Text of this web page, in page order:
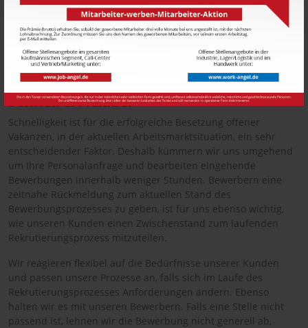
Mit der Qualität unserer Dienstleistung wollen wir Maßstäbe
setzen. Deshalb arbeiten wir kontinuierlich an
Verbesserungen. Wir hinterfragen unser Handeln und passen
dieses – falls erforderlich – an. Wir sind erst zufrieden, wenn
Sie es auch sind.
Schnell & Flexibel
Schnelligkeit ist für die erfolgreiche Besetzung offener
Vakanzen, in der aktuellen Arbeitsmarktsituation, ein sehr
entscheidender Faktor. Deshalb kümmern wir uns umgehend
um Ihre Personalanfrage und bearbeiten eingehende
Bewerbungen innerhalb weniger Stunden. Bewerbern eine
zeitnahe Rückmeldung zum aktuellen Stand des
Bewerbungsprozesses zu geben, ist für uns ebenso wichtig,
wie unseren Kunden einen Zwischenstand zum laufenden
Rekrutierungsprozess mitzuteilen.
Wir reagieren flexibel auf die Bedürfnisse unserer Kunden
und passen unsere Prozesse an, falls sich im Laufe des
Rekrutierungsprozesses Anforderungen ändern. Ebenso
halten wir es mit unseren Bewerbern. Falls eine Stelle nicht
passend ist, lehnen wir die Bewerbung nicht generell ab,